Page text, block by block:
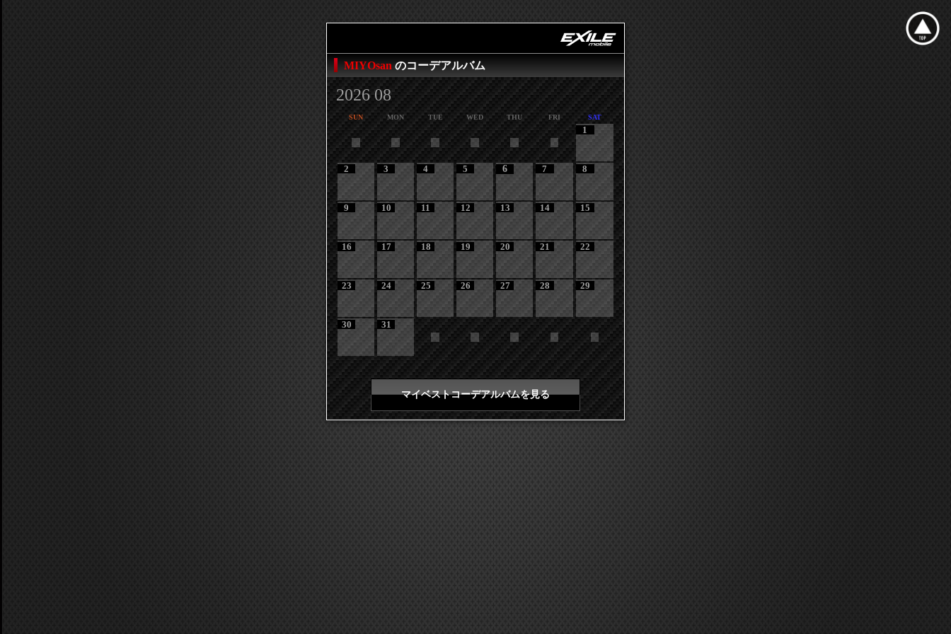
MIYOsan のコーデアルバム
2026 08
SUN MON TUE WED THU FRI SAT
1
2 3 4 5 6 7 8
9 10 11 12 13 14 15
16 17 18 19 20 21 22
23 24 25 26 27 28 29
30 31
マイベストコーデアルバムを見る